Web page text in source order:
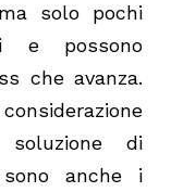
solo pochi
e possono
che avanza.
di
sono anche i